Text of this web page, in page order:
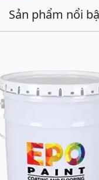
Sản phẩm nổi